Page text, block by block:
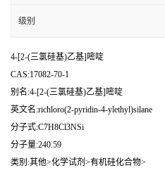
级别
4-[2-(三氯硅基)乙基]嘧啶
CAS:17082-70-1
别名:4-[2-(三氯硅基)乙基]嘧啶
英文名:richloro(2-pyridin-4-ylethyl)silane
分子式:C7H8Cl3NSi
分子量:240.59
类别:其他>化学试剂>有机硅化合物>